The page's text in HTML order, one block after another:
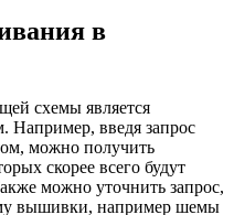
в
схемы является
Например, введя запрос
можно получить
скорее всего будут
можно уточнить запрос,
вышивки, например шемы